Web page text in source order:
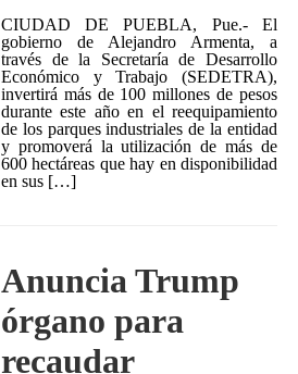
CIUDAD DE PUEBLA, Pue.- El
gobierno de Alejandro Armenta, a
través de la Secretaría de Desarrollo
Económico y Trabajo (SEDETRA),
invertirá más de 100 millones de pesos
durante este año en el reequipamiento
de los parques industriales de la entidad
y promoverá la utilización de más de
600 hectáreas que hay en disponibilidad
en sus […]
Anuncia Trump
órgano para
recaudar